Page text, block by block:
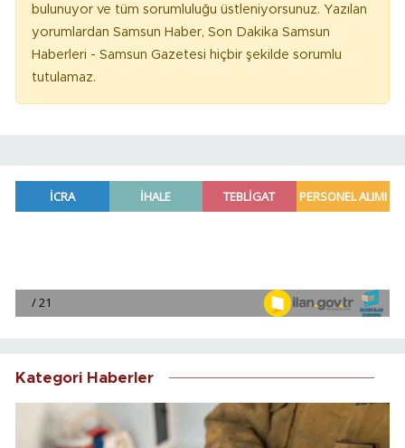
bulunuyor ve tüm sorumluluğu üstleniyorsunuz. Yazılan
yorumlardan Samsun Haber, Son Dakika Samsun
Haberleri - Samsun Gazetesi hiçbir şekilde sorumlu
tutulamaz.
Kategori Haberler